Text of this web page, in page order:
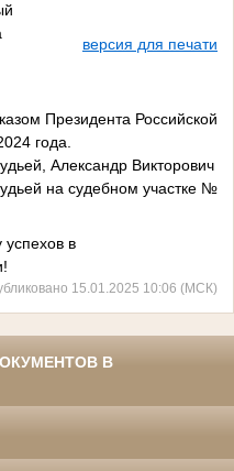
версия для печати
Президента Российской
года.
Александр Викторович
на судебном участке №
в
15.01.2025 10:06 (МСК)
В